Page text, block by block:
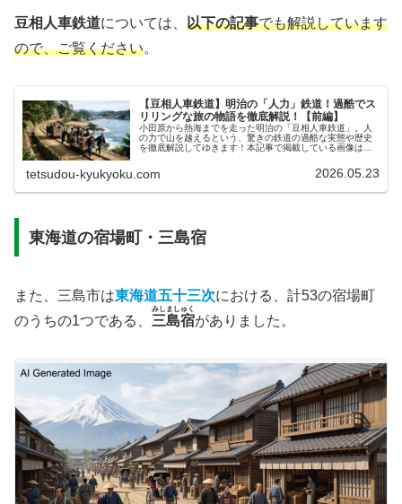
豆相人車鉄道については、 以下の記事でも解説しています
ので、ご覧ください。
【豆相人車鉄道】明治の「人力」鉄道！過酷でス
リリングな旅の物語を徹底解説！【前編】
小田原から熱海までを走った明治の「豆相人車鉄道」。人
の力で山を越えるという、驚きの鉄道の過酷な実態や歴史
を徹底解説してゆきます！本記事で掲載している画像は、
tetsudou-kyukyoku.com 2026.05.23
東海道の宿場町・三島宿
また、三島市は東海道五十三次における、計53の宿場町
のうちの1つである、 三島宿
みしましゅく
がありました。